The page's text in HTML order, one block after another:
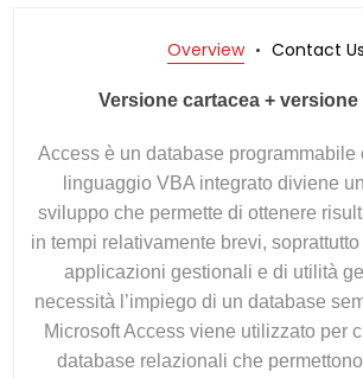
Overview Contact Us
Versione cartacea +
Access è un database programmabile
linguaggio VBA integrato diviene
sviluppo che permette di ottenere
in tempi relativamente brevi,
applicazioni gestionali e di utilità
necessità l’impiego di un database
Microsoft Access viene utilizzato per
database relazionali che